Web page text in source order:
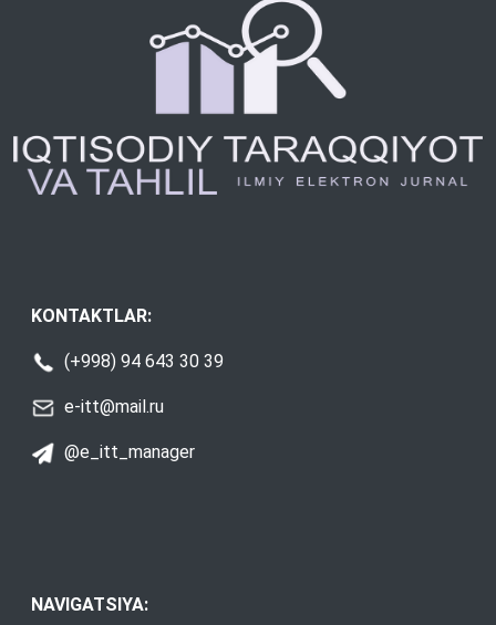
KONTAKTLAR:
(+998) 94 643 30 39
e-itt@mail.ru
@e_itt_manager
NAVIGATSIYA: